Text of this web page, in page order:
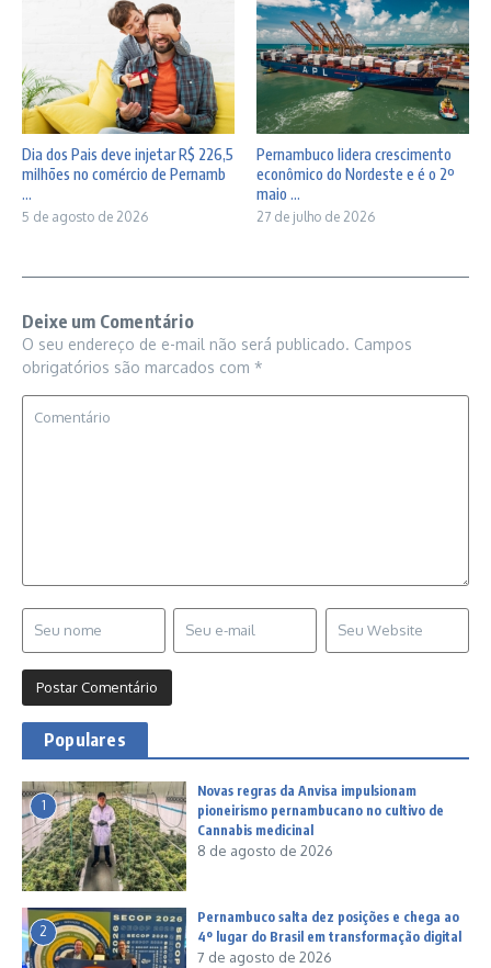
Dia dos Pais deve injetar R$ 226,5
milhões no comércio de Pernamb
...
5 de agosto de 2026
Pernambuco lidera crescimento
econômico do Nordeste e é o 2º
maio ...
27 de julho de 2026
Deixe um Comentário
O seu endereço de e-mail não será publicado. Campos
obrigatórios são marcados com *
Populares
1
Novas regras da Anvisa impulsionam
pioneirismo pernambucano no cultivo de
Cannabis medicinal
8 de agosto de 2026
2
Pernambuco salta dez posições e chega ao
4º lugar do Brasil em transformação digital
7 de agosto de 2026